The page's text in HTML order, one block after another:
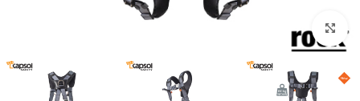
بزرگنمایی تصویر